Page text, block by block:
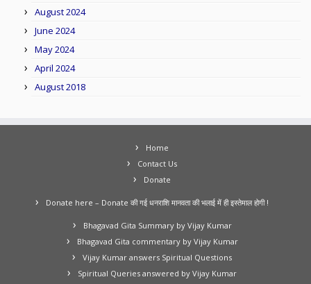
August 2024
June 2024
May 2024
April 2024
August 2018
Home
Contact Us
Donate
Donate here – Donate की गई धनराशि मानवता की भलाई में ही इस्तेमाल होगी !
Bhagavad Gita Summary by Vijay Kumar
Bhagavad Gita commentary by Vijay Kumar
Vijay Kumar answers Spiritual Questions
Spiritual Queries answered by Vijay Kumar